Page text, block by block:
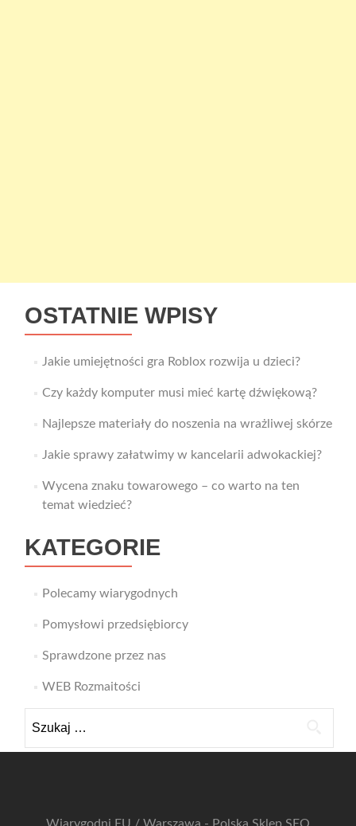
OSTATNIE WPISY
Jakie umiejętności gra Roblox rozwija u dzieci?
Czy każdy komputer musi mieć kartę dźwiękową?
Najlepsze materiały do noszenia na wrażliwej skórze
Jakie sprawy załatwimy w kancelarii adwokackiej?
Wycena znaku towarowego – co warto na ten
temat wiedzieć?
KATEGORIE
Polecamy wiarygodnych
Pomysłowi przedsiębiorcy
Sprawdzone przez nas
WEB Rozmaitości